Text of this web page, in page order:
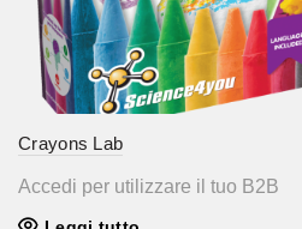
Crayons Lab
Accedi per utilizzare il tuo B2B